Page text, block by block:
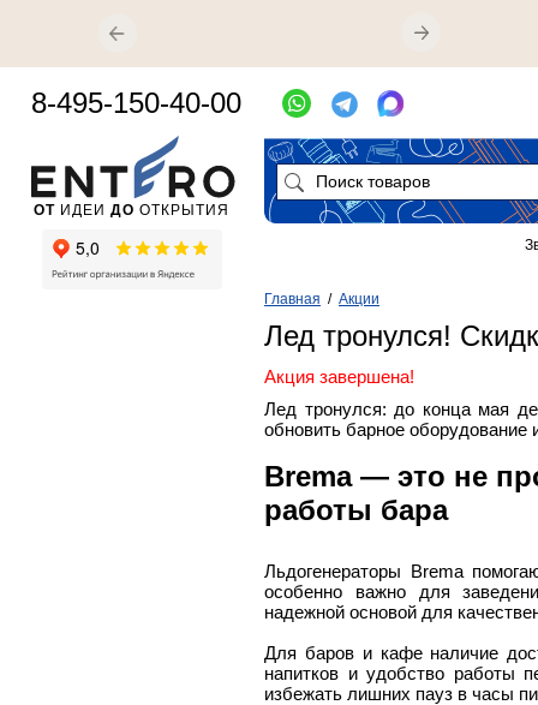
Главная / Акции
Лед тронулся!
Акция завершена!
Лед тронулся: до конца мая
обновить барное оборудование
Brema — это не
работы бара
Льдогенераторы Brema
особенно важно для
надежной основой для
Для баров и кафе наличие
напитков и удобство работы
избежать лишних пауз в часы
ОТ ИДЕИ ДО ОТКРЫТИЯ
8-495-150-40-00